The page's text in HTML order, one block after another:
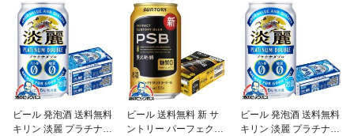
ビール 発泡酒 送料無料
キリン 淡麗 プラチナダ
ビール 送料無料 新 サ
ントリー パーフェクト
ビール 発泡酒 送料無料
キリン 淡麗 プラチナダ